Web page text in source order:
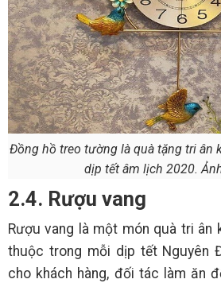
Đồng hồ treo tường là quà tặng tri ân
dịp tết âm lịch 2020.
2.4. Rượu vang
Rượu vang là một món quà tri ân
thuộc trong mỗi dịp tết Nguyên
cho khách hàng, đối tác làm ăn